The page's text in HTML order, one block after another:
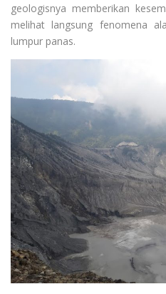
geologisnya memberikan
melihat langsung fenomena
lumpur panas.